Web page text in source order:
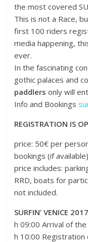
the most covered
This is not a Race,
first 100 riders
media happening,
ever.
In the fascinating
gothic palaces and
paddlers only will
Info and Bookings
REGISTRATION IS
price: 50€ per
bookings (if available)
price includes:
RRD, boats for
not included.
SURFIN’ VENICE
h 09:00 Arrival of
h 10:00 Registration